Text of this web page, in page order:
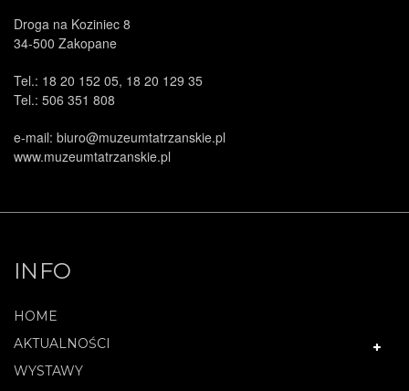
Droga na Koziniec 8
34-500 Zakopane
Tel.: 18 20 152 05, 18 20 129 35
Tel.: 506 351 808
e-mail: biuro@muzeumtatrzanskie.pl
www.muzeumtatrzanskie.pl
INFO
HOME
AKTUALNOŚCI
WYSTAWY